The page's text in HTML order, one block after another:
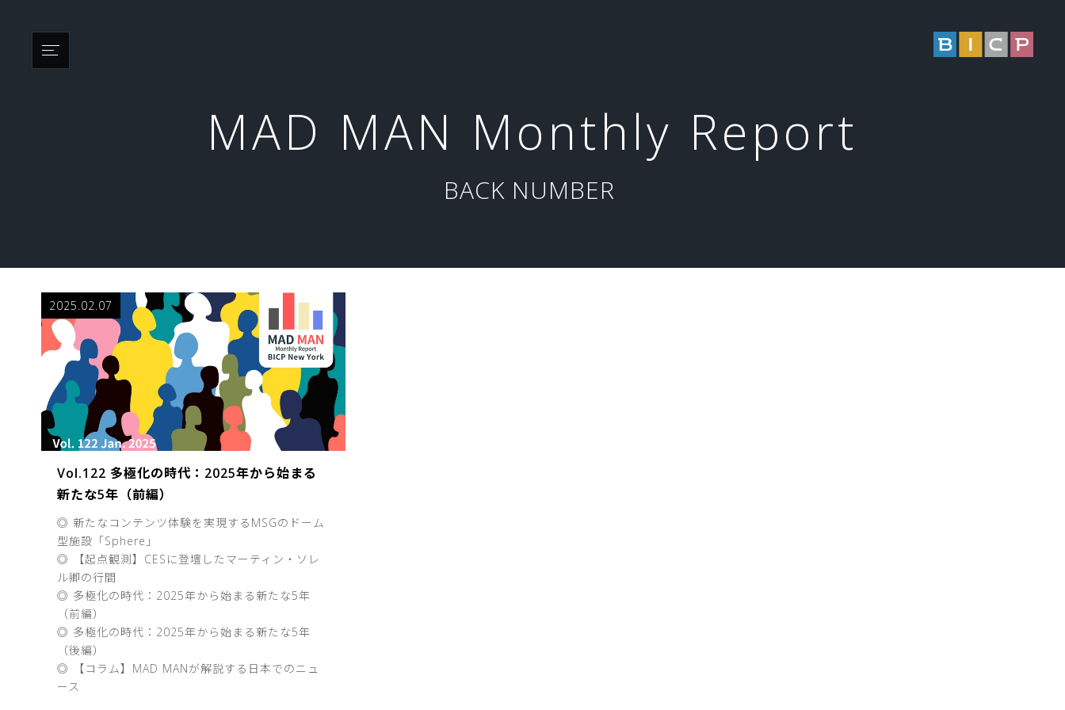
MAD MAN Monthly Report
BACK NUMBER
Vol.122 多極化の時代：2025年から始まる
新たな5年（前編）
◎ 新たなコンテンツ体験を実現するMSGのドーム
型施設「Sphere」
◎ 【起点観測】CESに登壇したマーティン・ソレ
ル卿の行間
◎ 多極化の時代：2025年から始まる新たな5年
（前編）
◎ 多極化の時代：2025年から始まる新たな5年
（後編）
◎ 【コラム】MAD MANが解説する日本でのニュ
ース
2025.02.07